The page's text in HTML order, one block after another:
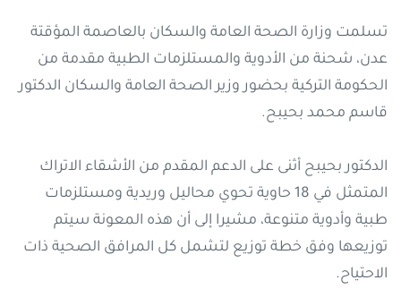
تسلمت وزارة الصحة العامة والسكان بالعاصمة المؤقتة
عدن، شحنة من الأدوية والمستلزمات الطبية مقدمة من
الحكومة التركية بحضور وزير الصحة العامة والسكان الدكتور
قاسم محمد بحيبح.
الدكتور بحيبح أثنى على الدعم المقدم من الأشقاء الاتراك
المتمثل في 18 حاوية تحوي محاليل وريدية ومستلزمات
طبية وأدوية متنوعة، مشيرا إلى أن هذه المعونة سيتم
توزيعها وفق خطة توزيع لتشمل كل المرافق الصحية ذات
الاحتياح.